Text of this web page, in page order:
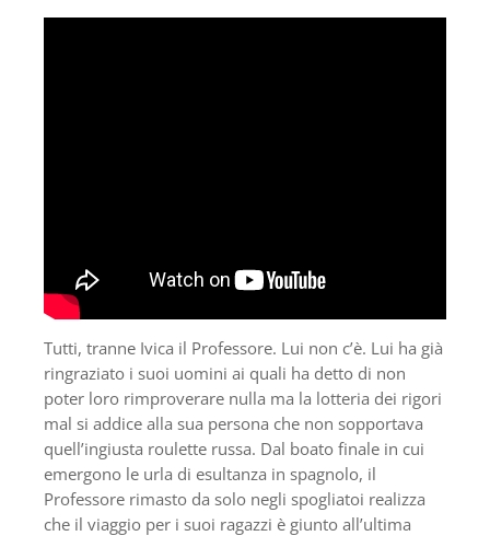
Tutti, tranne Ivica il Professore. Lui non c’è. Lui ha già
ringraziato i suoi uomini ai quali ha detto di non
poter loro rimproverare nulla ma la lotteria dei rigori
mal si addice alla sua persona che non sopportava
quell’ingiusta roulette russa. Dal boato finale in cui
emergono le urla di esultanza in spagnolo, il
Professore rimasto da solo negli spogliatoi realizza
che il viaggio per i suoi ragazzi è giunto all’ultima